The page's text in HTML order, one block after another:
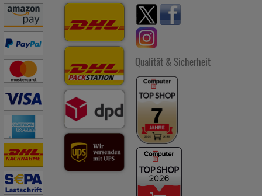
Qualität & Sicherheit